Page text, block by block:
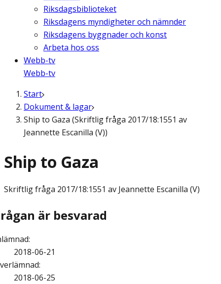
Riksdagsbiblioteket
Riksdagens myndigheter och nämnder
Riksdagens byggnader och konst
Arbeta hos oss
Webb-tv
Webb-tv
Start
Dokument & lagar
Ship to Gaza (Skriftlig fråga 2017/18:1551 av
Jeannette Escanilla (V))
Ship to Gaza
Skriftlig fråga 2017/18:1551 av Jeannette Escanilla (V)
är besvarad
:
2018-06-21
:
2018-06-25